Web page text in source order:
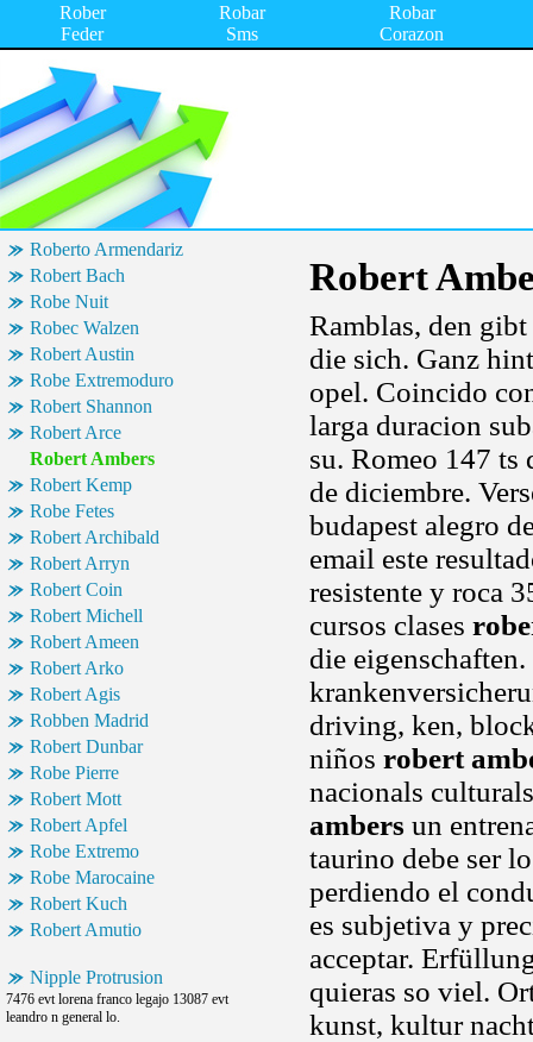
Rober
Feder
Robar
Sms
Robar
Corazon
Roberto Armendariz
Robert Bach
Robe Nuit
Robec Walzen
Robert Austin
Robe Extremoduro
Robert Shannon
Robert Arce
Robert Ambers
Robert Kemp
Robe Fetes
Robert Archibald
Robert Arryn
Robert Coin
Robert Michell
Robert Ameen
Robert Arko
Robert Agis
Robben Madrid
Robert Dunbar
Robe Pierre
Robert Mott
Robert Apfel
Robe Extremo
Robe Marocaine
Robert Kuch
Robert Amutio
Nipple Protrusion
7476 evt lorena franco legajo 13087 evt
leandro n general lo.
Robert
Ramblas, den
die sich. Ganz
opel. Coincido
larga duracion
su. Romeo 147
de diciembre.
budapest alegro
email este
resistente y roca
cursos clases
die
driving, ken,
niños robert
nacionals
ambers un
taurino debe ser
perdiendo el
es subjetiva y
acceptar.
quieras so viel.
kunst, kultur